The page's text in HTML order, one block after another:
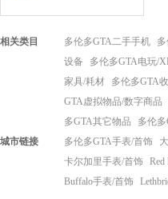
相关类目 多伦多GTA二手手机
设备
多伦多GTA电玩/
家具/耗材
多伦多GTA
GTA虚拟物品/数字商品
多GTA其它物品
多伦
城市链接
多伦多GTA手表/首饰
卡尔加里手表/首饰
Red
Buffalo手表/首饰